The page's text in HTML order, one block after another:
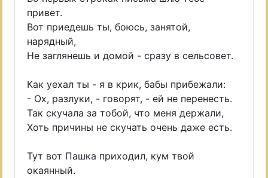
привет.
Вот приедешь ты, боюсь, занятой,
нарядный,
Не заглянешь и домой - сразу в сельсовет.
Как уехал ты - я в крик, бабы прибежали:
- Ох, разлуки, - говорят, - ей не перенесть.
Так скучала за тобой, что меня держали,
Хоть причины не скучать очень даже есть.
Тут вот Пашка приходил, кум твой
окаянный.